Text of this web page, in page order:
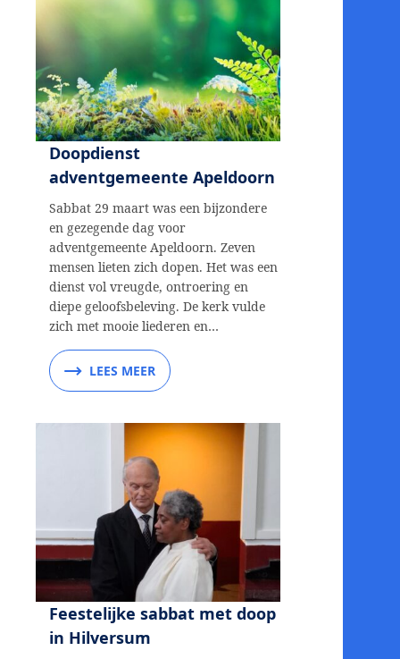
Doopdienst
adventgemeente Apeldoorn
Sabbat 29 maart was een bijzondere
en gezegende dag voor
adventgemeente Apeldoorn. Zeven
mensen lieten zich dopen. Het was een
dienst vol vreugde, ontroering en
diepe geloofsbeleving. De kerk vulde
zich met mooie liederen en…
LEES MEER
Feestelijke sabbat met doop
in Hilversum